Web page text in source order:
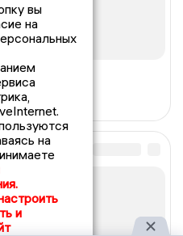
вы
на
на
и